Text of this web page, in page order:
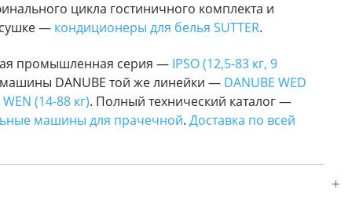
цикла гостиничного комплекта и
— кондиционеры для белья SUTTER.
промышленная серия — IPSO (12,5-83 кг, 9
DANUBE той же линейки — DANUBE WED
(14-88 кг). Полный технический каталог —
машины для прачечной. Доставка по всей